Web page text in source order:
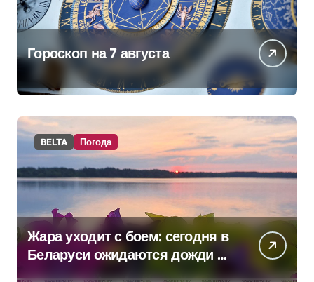
Гороскоп на 7 августа
BELTA Погода
Жара уходит с боем: сегодня в
Беларуси ожидаются дожди и
грозы